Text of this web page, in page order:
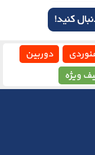
دوربین
ویژه